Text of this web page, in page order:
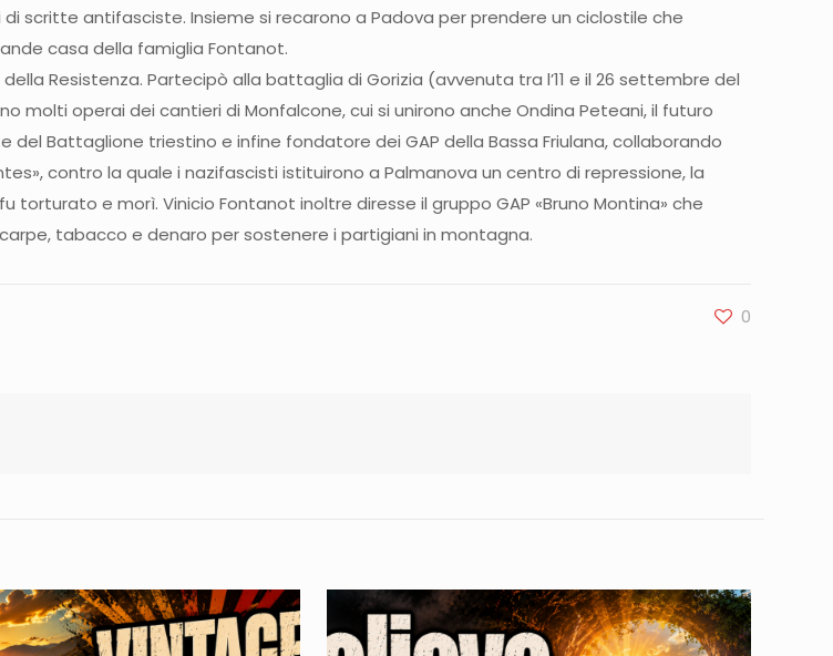
scritte antifasciste. Insieme si recarono a Padova per prendere un ciclostile che
e casa della famiglia Fontanot.
Resistenza. Partecipò alla battaglia di Gorizia (avvenuta tra l’11 e il 26 settembre del
operai dei cantieri di Monfalcone, cui si unirono anche Ondina Peteani, il futuro
Battaglione triestino e infine fondatore dei GAP della Bassa Friulana, collaborando
contro la quale i nazifascisti istituirono a Palmanova un centro di repressione, la
torturato e morì. Vinicio Fontanot inoltre diresse il gruppo GAP «Bruno Montina» che
tabacco e denaro per sostenere i partigiani in montagna.
0